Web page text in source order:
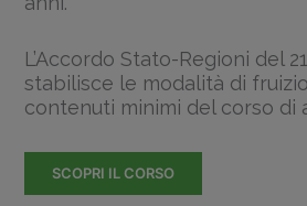
L’Accordo Stato-Regioni del
stabilisce le modalità di
contenuti minimi del corso di
SCOPRI IL CORSO